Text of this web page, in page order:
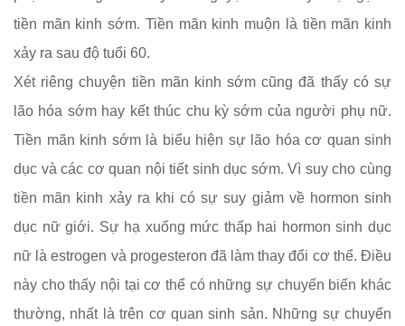
tiền mãn kinh sớm. Tiền mãn kinh muộn là tiền mãn kinh
xảy ra sau độ tuổi 60.
Xét riêng chuyện tiền mãn kinh sớm cũng đã thấy có sự
lão hóa sớm hay kết thúc chu kỳ sớm của người phụ nữ.
Tiền mãn kinh sớm là biểu hiện sự lão hóa cơ quan sinh
dục và các cơ quan nội tiết sinh dục sớm. Vì suy cho cùng
tiền mãn kinh xảy ra khi có sự suy giảm về hormon sinh
dục nữ giới. Sự hạ xuống mức thấp hai hormon sinh dục
nữ là estrogen và progesteron đã làm thay đổi cơ thể. Điều
này cho thấy nội tại cơ thể có những sự chuyển biến khác
thường, nhất là trên cơ quan sinh sản. Những sự chuyển